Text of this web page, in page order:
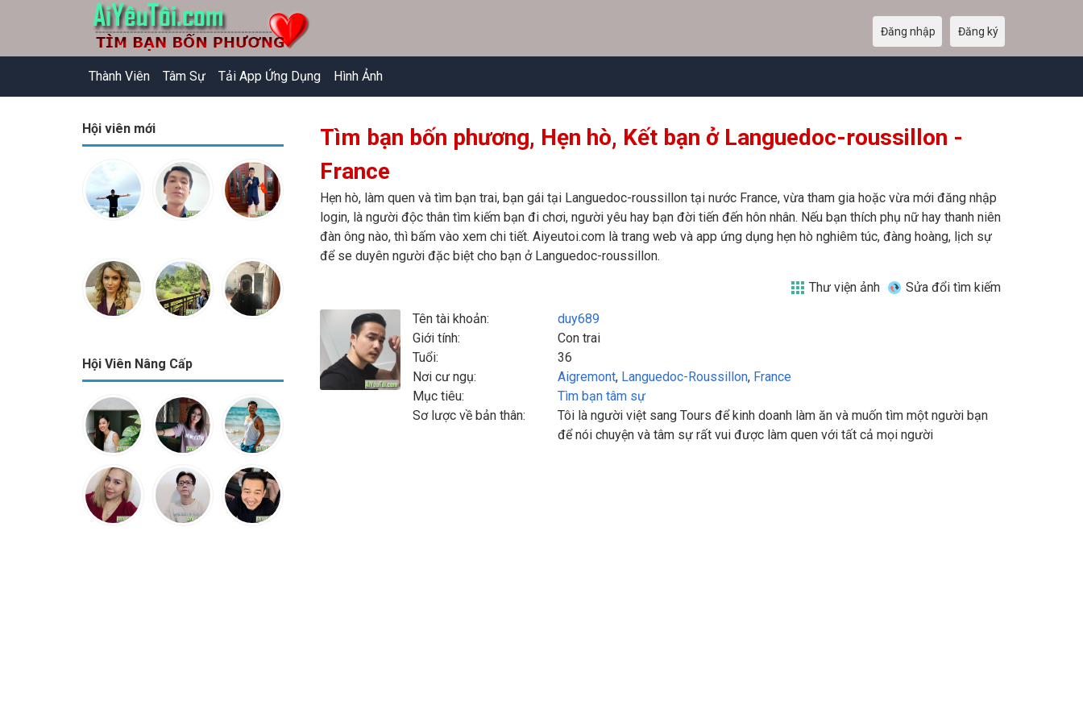
Thành Viên Tâm Sự Tải App Ứng Dụng Hình Ảnh
Đăng nhập Đăng ký
Hội viên mới
Hội Viên Nâng Cấp
Tìm bạn bốn phương, Hẹn hò, Kết bạn ở Languedoc-roussillon -
France
Hẹn hò, làm quen và tìm bạn trai, bạn gái tại Languedoc-roussillon tại nước France, vừa tham gia hoặc vừa mới đăng nhập
login, là người độc thân tìm kiếm bạn đi chơi, người yêu hay bạn đời tiến đến hôn nhân. Nếu bạn thích phụ nữ hay thanh niên
đàn ông nào, thì bấm vào xem chi tiết. Aiyeutoi.com là trang web và app ứng dụng hẹn hò nghiêm túc, đàng hoàng, lịch sự
để se duyên người đặc biệt cho bạn ở Languedoc-roussillon.
Thư viện ảnh Sửa đổi tìm kiếm
Tên tài khoản:
duy689
Giới tính:
Con trai
Tuổi:
36
Nơi cư ngụ:
Aigremont, Languedoc-Roussillon, France
Mục tiêu:
Tìm bạn tâm sự
Sơ lược về bản thân:
Tôi là người việt sang Tours để kinh doanh làm ăn và muốn tìm một người bạn
để nói chuyện và tâm sự rất vui được làm quen với tất cả mọi người